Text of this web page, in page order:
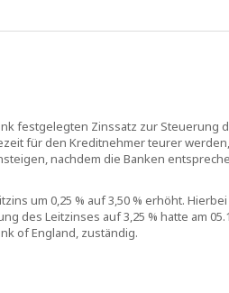
festgelegten Zinssatz zur Steuerung
für den Kreditnehmer teurer werden,
nachdem die Banken
um 0,25 % auf 3,50 % erhöht.
des Leitzinses auf 3,25 % hatte am
of England, zuständig.